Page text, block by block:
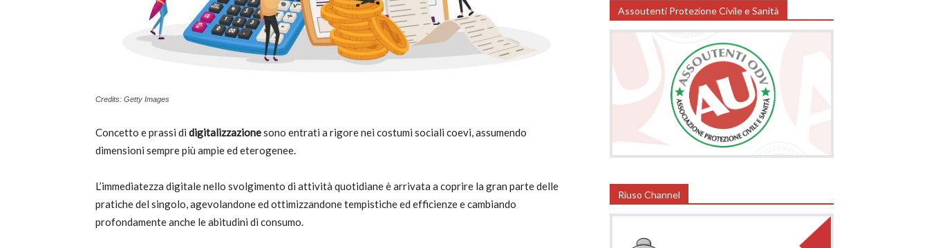
diritti
Credits: Getty Images
Concetto e prassi di digitalizzazionesono entrati a rigore nei costumi sociali coevi, assumendo
dimensioni sempre più ampie ed eterogenee.
L’immediatezza digitale nello svolgimento di attività quotidiane è arrivata a coprire la gran parte delle
pratiche del singolo, agevolandone ed ottimizzandone tempistiche ed efficienze e cambiando
profondamente anche le abitudini di consumo.
Assoutenti Protezione Civile e Sanità
Riuso Channel